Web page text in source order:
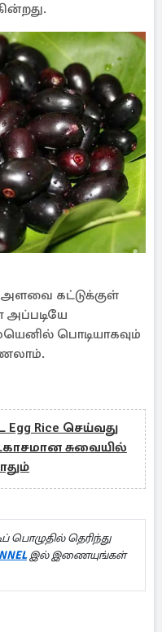
அளவை கட்டுக்குள்
பொடியாகவும்
Rice செய்வது
சுவையில்
தெரிந்து
இல் இணையுங்கள்